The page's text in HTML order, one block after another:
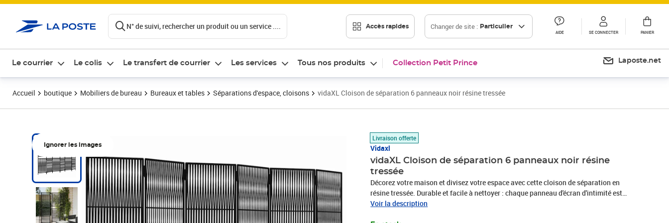
N° de suivi, rechercher un produit ou un service .... Accès rapides Changer de site : Particulier
AIDE SE CONNECTER PANIER
Le courrier Le colis Le transfert de courrier Les services Tous nos produits Collection Petit Prince Laposte.net
Accueil boutique Mobiliers de bureau Bureaux et tables Séparations d'espace, cloisons vidaXL Cloison de séparation 6 panneaux noir résine tressée
Ignorer les images
Livraison offerte
Vidaxl
vidaXL Cloison de séparation 6 panneaux noir résine
tressée
Décorez votre maison et divisez votre espace avec cette cloison de séparation en
résine tressée. Durable et facile à nettoyer : chaque panneau d'écran d'intimité est
fabriqué en résine tressée résistant aux intempéries, durable et facile à nettoyer.Cadre
Voir la description
Prix barré 148,99 €
Prix 99,67€